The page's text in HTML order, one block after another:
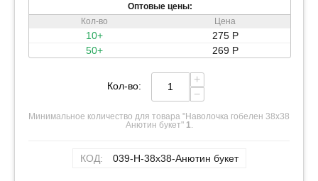
Оптовые цены:
Кол-во
10+
50+
Цена
275 Р
269 Р
Кол-во:
+
−
Минимальное количество для товара "Наволочка гобелен 38х38
Анютин букет" 1.
КОД: 039-Н-38х38-Анютин букет